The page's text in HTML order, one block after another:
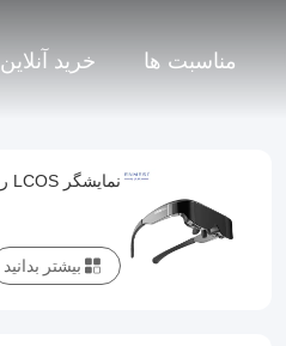
مناسبت ها خرید آنلاین
نمایشگر LCOS روی سر FOV 720P 40 درجه
بیشتر بدانید